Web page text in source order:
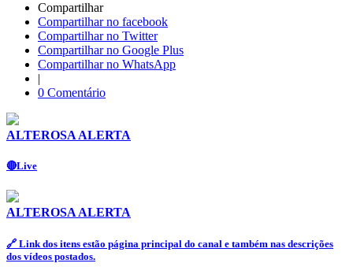
Compartilhar
Compartilhar no facebook
Compartilhar no Twitter
Compartilhar no Google Plus
Compartilhar no WhatsApp
|
0 Comentário
ALTEROSA ALERTA
🔴Live
ALTEROSA ALERTA
🔗 Link dos itens estão página principal do canal e também nas descrições
dos vídeos postados.